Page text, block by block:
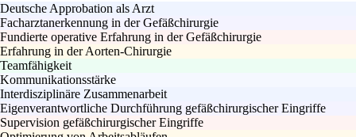
Deutsche Approbation als Arzt
Facharztanerkennung in der Gefäßchirurgie
Fundierte operative Erfahrung in der Gefäßchirurgie
Erfahrung in der Aorten-Chirurgie
Teamfähigkeit
Kommunikationsstärke
Interdisziplinäre Zusammenarbeit
Eigenverantwortliche Durchführung gefäßchirurgischer Eingriffe
Supervision gefäßchirurgischer Eingriffe